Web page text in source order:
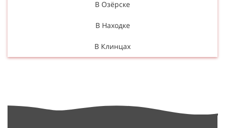
В Озёрске
В Находке
В Клинцах